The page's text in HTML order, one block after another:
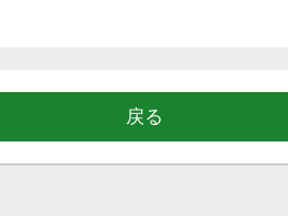
戻る